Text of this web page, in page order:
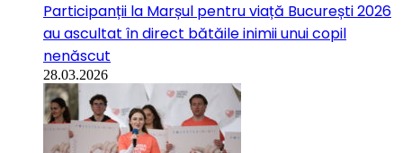
Participanții la Marșul pentru viață București 2026
au ascultat în direct bătăile inimii unui copil
nenăscut
28.03.2026